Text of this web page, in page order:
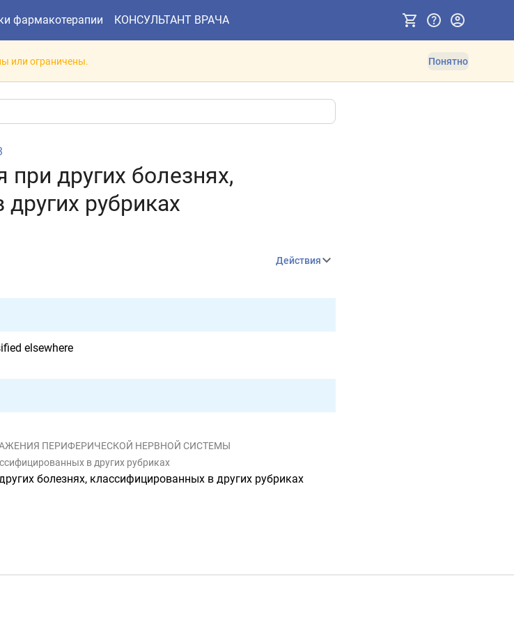
фармакотерапии КОНСУЛЬТАНТ ВРАЧА
или ограничены. Понятно
других болезнях,
рубриках
Действия
elsewhere
ПЕРИФЕРИЧЕСКОЙ НЕРВНОЙ СИСТЕМЫ
в других рубриках
болезнях, классифицированных в других рубриках